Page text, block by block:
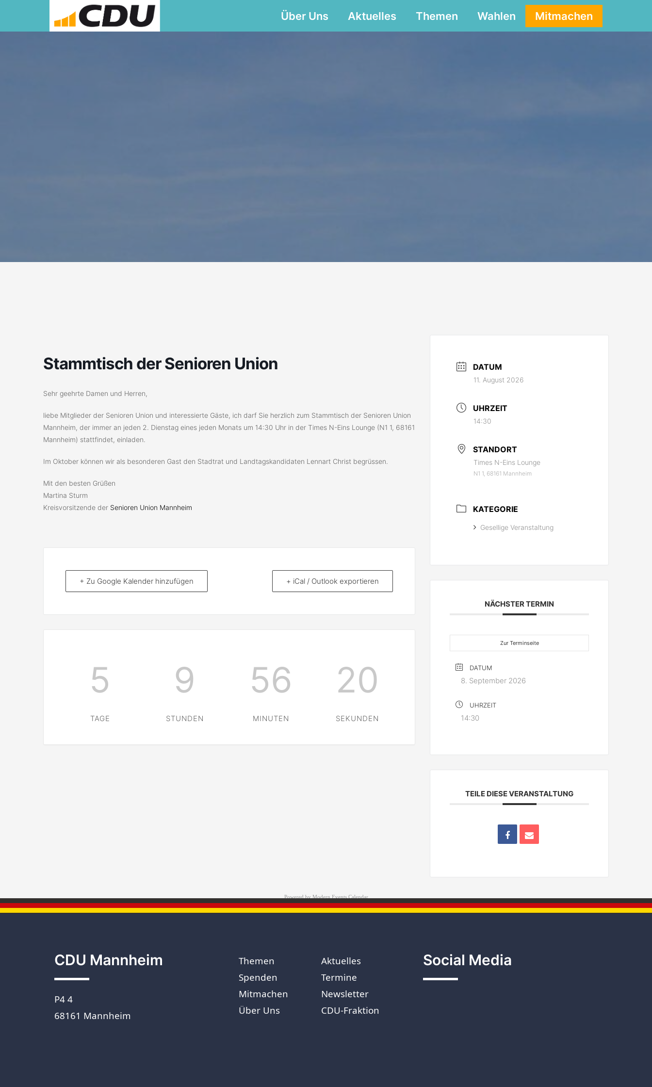
Über Uns Aktuelles Themen Wahlen Mitmachen
Stammtisch der Senioren Union
Sehr geehrte Damen und Herren,
liebe Mitglieder der Senioren Union und interessierte Gäste, ich darf Sie herzlich zum Stammtisch der Senioren Union
Mannheim, der immer an jeden 2. Dienstag eines jeden Monats um 14:30 Uhr in der Times N-Eins Lounge (N1 1, 68161
Mannheim) stattfindet, einladen.
Im Oktober können wir als besonderen Gast den Stadtrat und Landtagskandidaten Lennart Christ begrüssen.
Mit den besten Grüßen
Martina Sturm
Kreisvorsitzende der Senioren Union Mannheim
+ Zu Google Kalender hinzufügen + iCal / Outlook exportieren
5
TAGE
9
STUNDEN
56
MINUTEN
20
SEKUNDEN
DATUM
11. August 2026
UHRZEIT
14:30
STANDORT
Times N-Eins Lounge
N1 1, 68161 Mannheim
KATEGORIE
Gesellige Veranstaltung
NÄCHSTER TERMIN
Zur Terminseite
DATUM
8. September 2026
UHRZEIT
14:30
TEILE DIESE VERANSTALTUNG
Powered by Modern Events Calendar
CDU Mannheim
P4 4
68161 Mannheim
Themen
Spenden
Mitmachen
Über Uns
Aktuelles
Termine
Newsletter
CDU-Fraktion
Social Media